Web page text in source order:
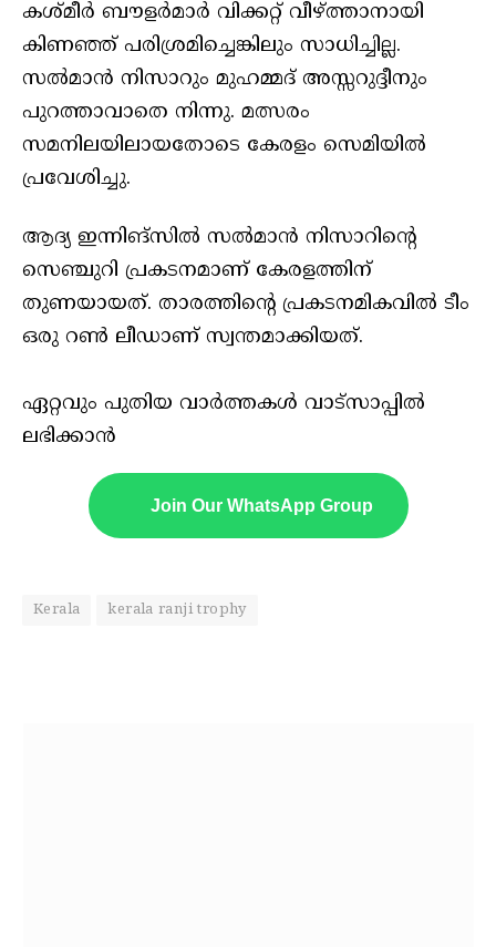
കശ്മീര്‍ ബൗളര്‍മാര്‍ വിക്കറ്റ് വീഴ്ത്താനായി
കിണഞ്ഞ് പരിശ്രമിച്ചെങ്കിലും സാധിച്ചില്ല.
സല്‍മാന്‍ നിസാറും മുഹമ്മദ് അസ്സറുദ്ദീനും
പുറത്താവാതെ നിന്നു. മത്സരം
സമനിലയിലായതോടെ കേരളം സെമിയില്‍
പ്രവേശിച്ചു.
ആദ്യ ഇന്നിങ്‌സില്‍ സല്‍മാന്‍ നിസാറിന്റെ
സെഞ്ചുറി പ്രകടനമാണ് കേരളത്തിന്
തുണയായത്. താരത്തിന്റെ പ്രകടനമികവില്‍ ടീം
ഒരു റണ്‍ ലീഡാണ് സ്വന്തമാക്കിയത്.
ഏറ്റവും പുതിയ വാർത്തകൾ വാട്സാപ്പിൽ
ലഭിക്കാൻ
Join Our WhatsApp Group
Kerala kerala ranji trophy